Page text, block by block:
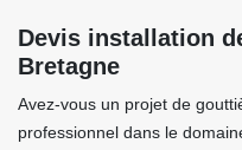
Devis installation
Bretagne
Avez-vous un projet de
professionnel dans le